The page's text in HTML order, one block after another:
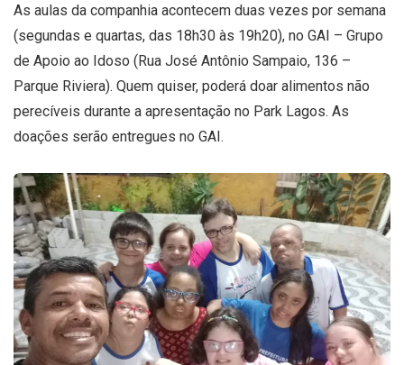
As aulas da companhia acontecem duas vezes por semana
(segundas e quartas, das 18h30 às 19h20), no GAI – Grupo
de Apoio ao Idoso (Rua José Antônio Sampaio, 136 –
Parque Riviera). Quem quiser, poderá doar alimentos não
perecíveis durante a apresentação no Park Lagos. As
doações serão entregues no GAI.